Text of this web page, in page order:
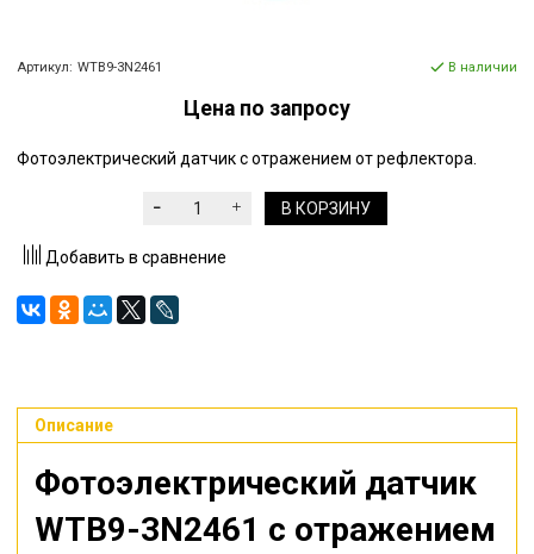
Артикул: WTB9-3N2461 В наличии
Цена по запросу
Фотоэлектрический датчик с отражением от рефлектора.
В КОРЗИНУ
Добавить в сравнение
Описание
Фотоэлектрический датчик
WTB9-3N2461 с отражением